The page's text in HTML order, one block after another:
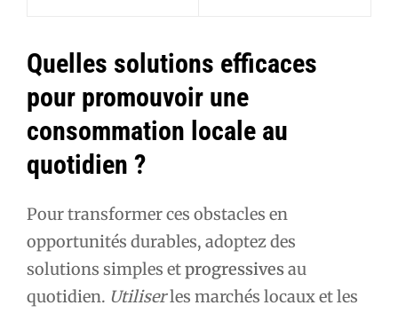
Quelles solutions efficaces
pour promouvoir une
consommation locale au
quotidien ?
Pour transformer ces obstacles en
opportunités durables, adoptez des
solutions simples etprogressivesau
quotidien. Utiliserles marchés locaux et les